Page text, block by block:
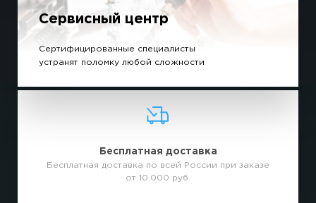
Сервисный центр
Сертифицированные специалисты
устранят поломку любой сложности
Бесплатная доставка
Бесплатная доставка по всей России при заказе
от 10.000 руб.